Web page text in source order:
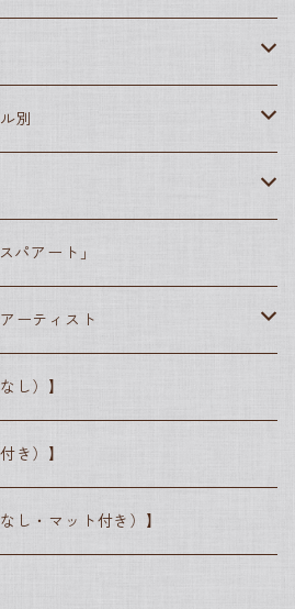
＝ロートレック
ッホ
ルノワール
ー
別
ン
ドリヒ
ム・ターナー
アート」
ティスト
し）】
き）】
し・マット付き）】